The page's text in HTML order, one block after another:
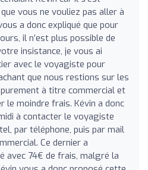
vous ne vouliez pas aller à
a donc expliqué que pour
il n’est plus possible de
insistance, je vous ai
avec le voyagiste pour
que nous restions sur les
à titre commercial et
le moindre frais. Kévin a donc
à contacter le voyagiste
par téléphone, puis par mail
Ce dernier a
avec 74€ de frais, malgré la